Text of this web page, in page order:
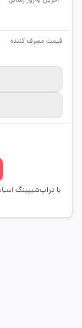
قیمت مصرف کننده
با دراپ‌شیپینگ